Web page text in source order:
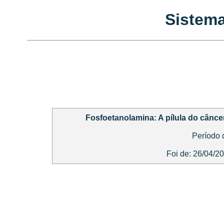
Fosfoetanolamina: A pílula do
Período
Foi de: 26/04/